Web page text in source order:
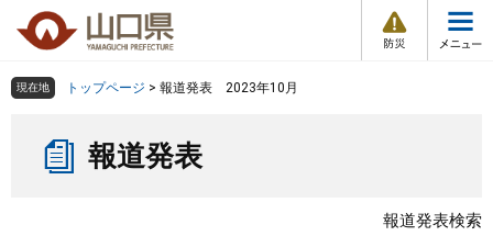
の
ー
メ
組織で探す
Other Languages
現在地 トップページ > 報道発表 2023年10月
報道発表
報道発表検索